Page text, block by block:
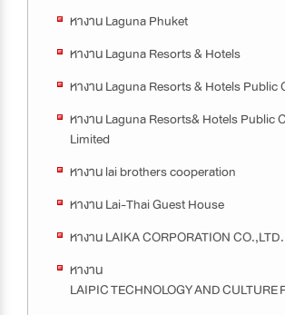
หางาน Laguna Phuket
หางาน Laguna Resorts & Hotels
หางาน Laguna Resorts & Hotels Public
หางาน Laguna Resorts& Hotels Public
Limited
หางาน lai brothers cooperation
หางาน Lai-Thai Guest House
หางาน LAIKA CORPORATION CO.,LTD.
หางาน
LAIPIC TECHNOLOGY AND CULTURE